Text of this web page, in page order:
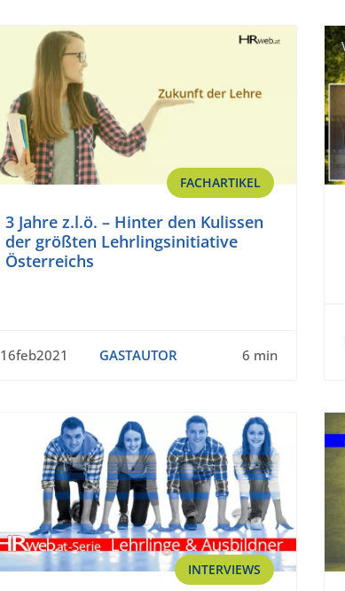
FACHARTIKEL
3 Jahre z.l.ö. – Hinter den Kulissen
der größten Lehrlingsinitiative
Österreichs
16feb2021 GASTAUTOR 6 min
INTERVIEWS